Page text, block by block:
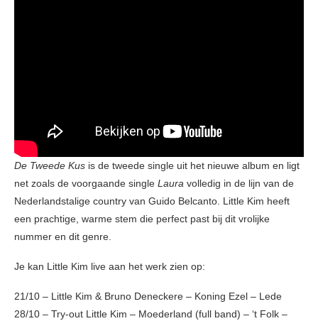
De Tweede Kus is de tweede single uit het nieuwe album en ligt
net zoals de voorgaande single Laura volledig in de lijn van de
Nederlandstalige country van Guido Belcanto. Little Kim heeft
een prachtige, warme stem die perfect past bij dit vrolijke
nummer en dit genre.
Je kan Little Kim live aan het werk zien op:
21/10 – Little Kim & Bruno Deneckere – Koning Ezel – Lede
28/10 – Try-out Little Kim – Moederland (full band) – ‘t Folk –